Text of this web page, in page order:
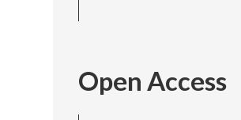
Open Access